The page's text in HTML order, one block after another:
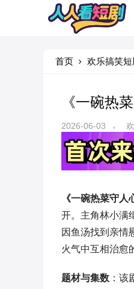
首页 欢乐搞笑短
《一碗热
2026-06-03
《一碗热菜守
开。主角林小满
因鱼汤找到亲情
火气中互相治愈
题材与集数 ：